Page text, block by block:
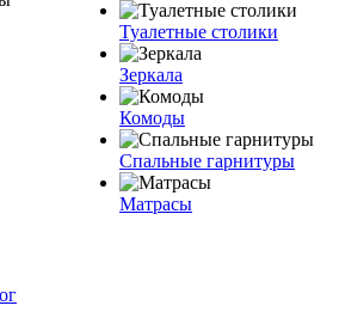
Туалетные столики
Зеркала
Комоды
Спальные гарнитуры
Матрасы